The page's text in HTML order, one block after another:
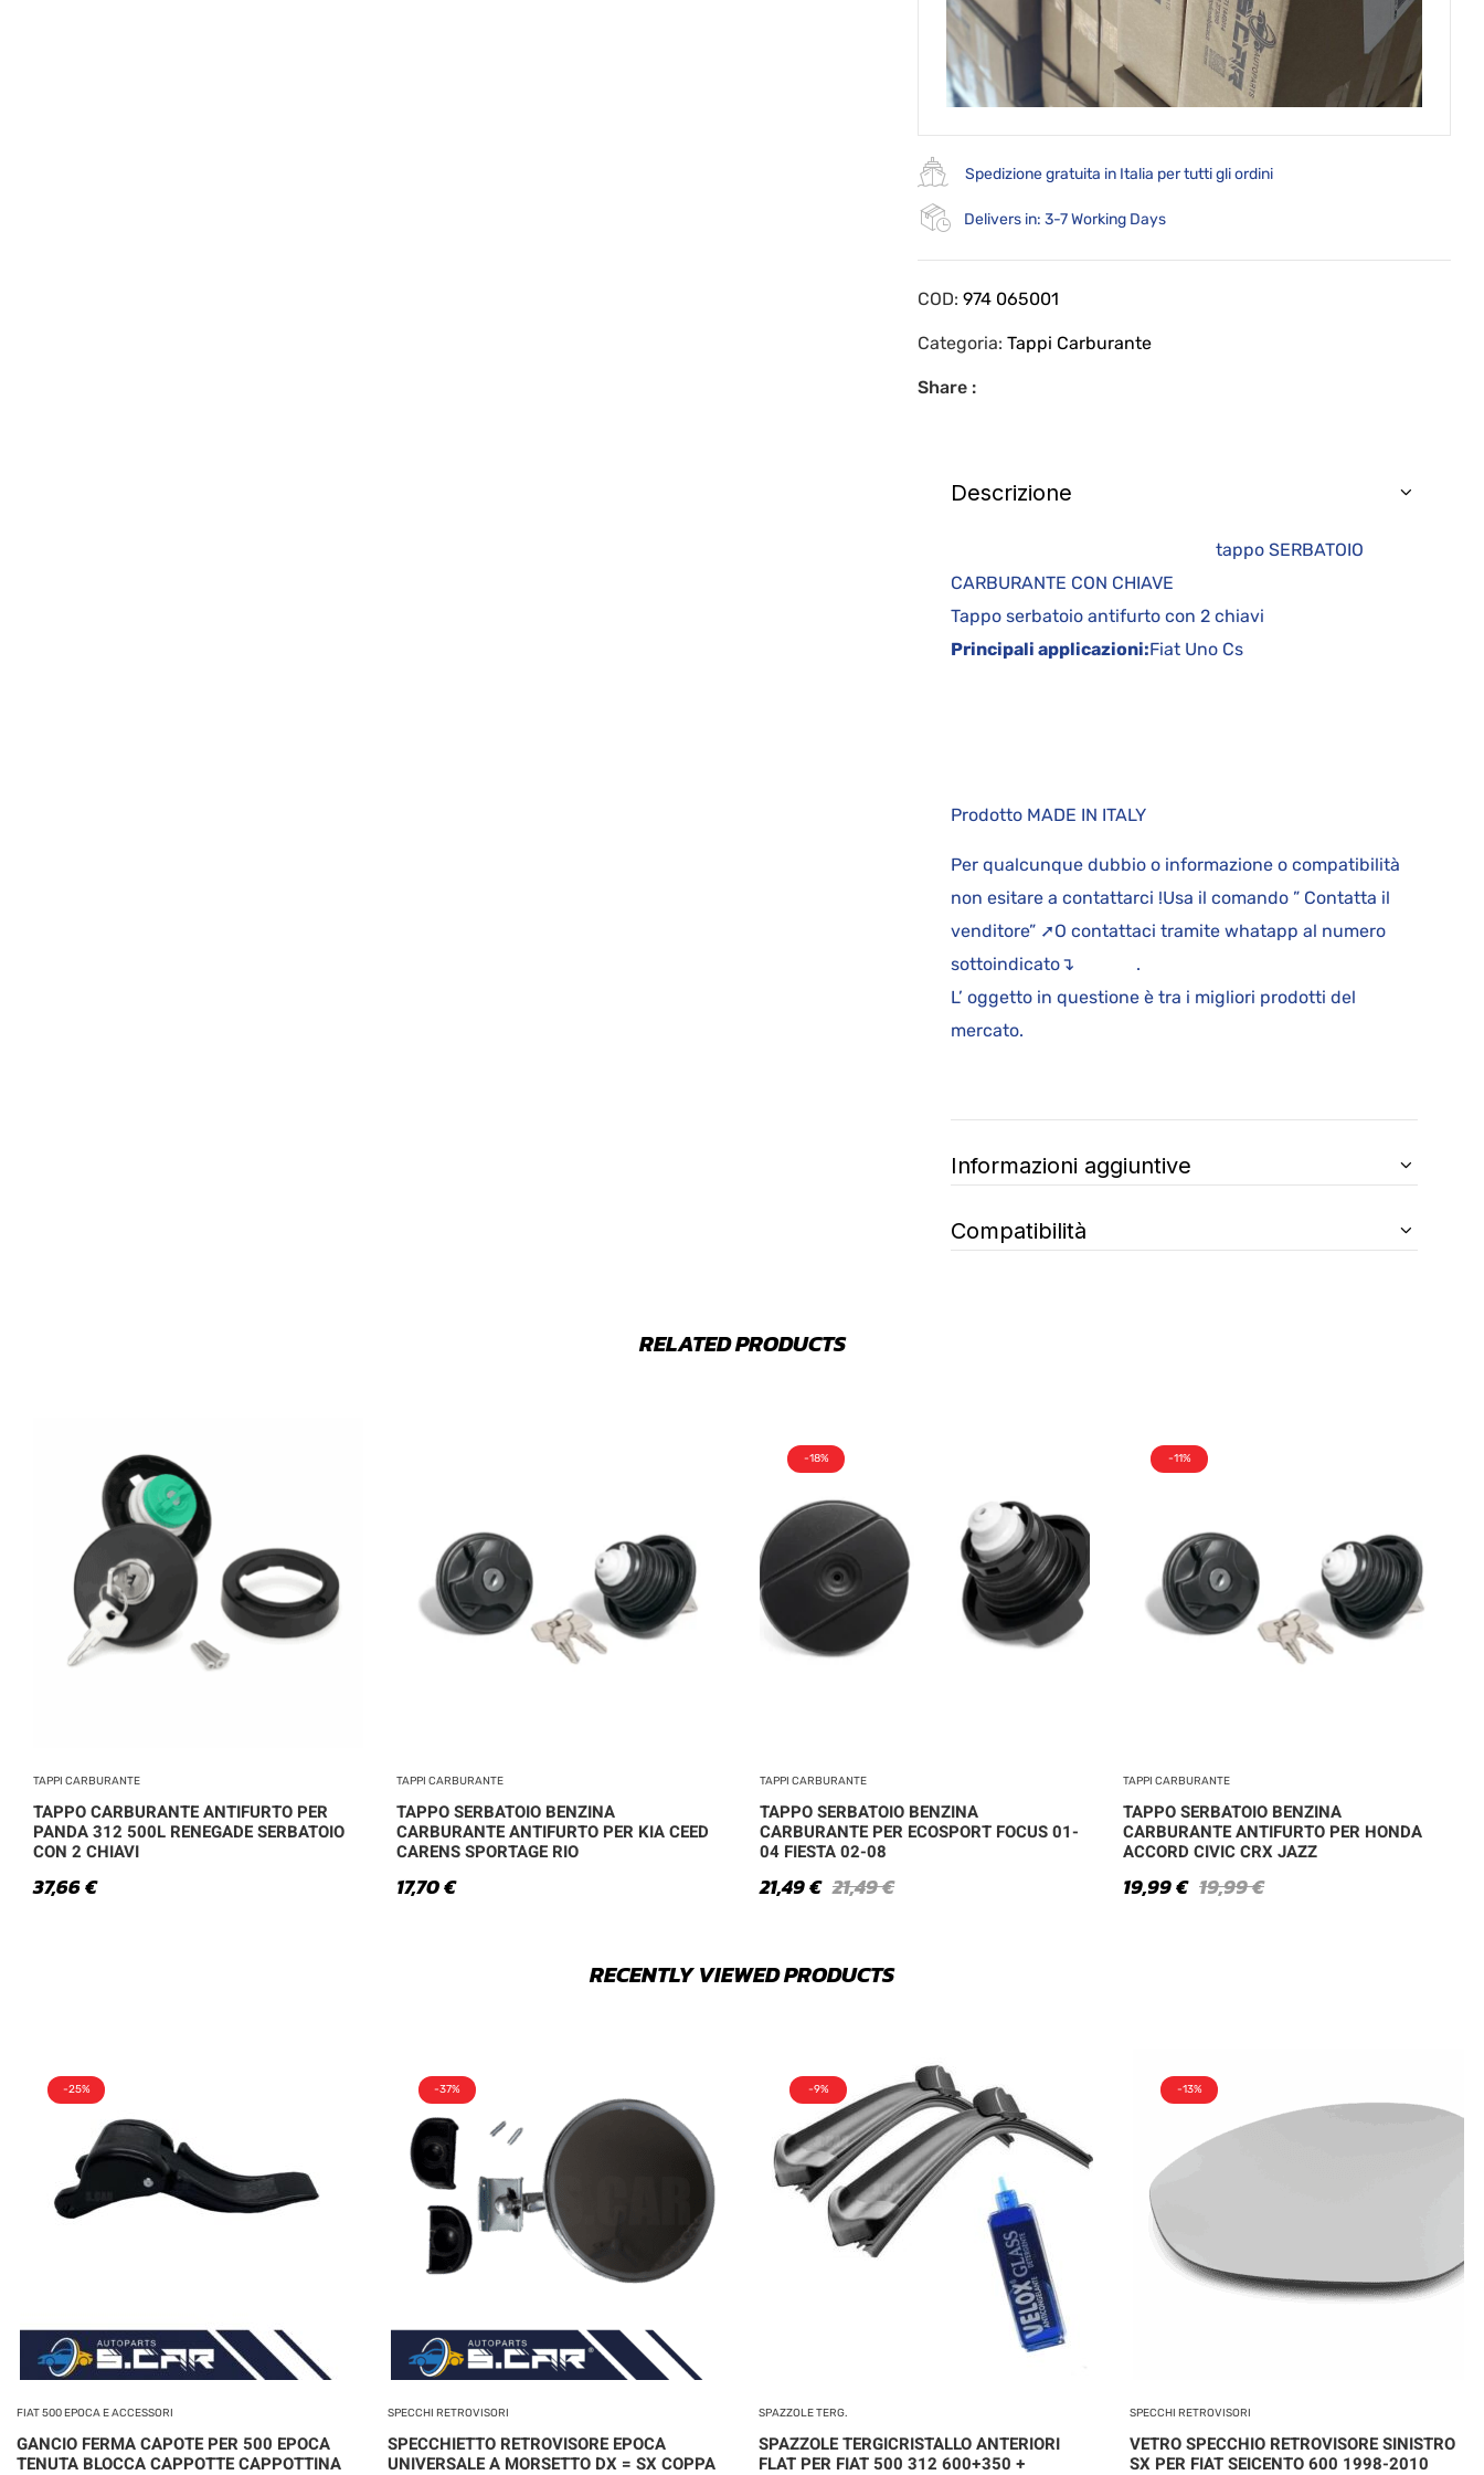
Spedizione gratuita in Italia per tutti gli ordini
Delivers in: 3-7 Working Days
COD:974 065001
Categoria:Tappi Carburante
Share :
Descrizione
tappo SERBATOIO
CARBURANTE CON CHIAVE
Tappo serbatoio antifurto con 2 chiavi
Principali applicazioni:Fiat Uno Cs
Prodotto MADE IN ITALY
Per qualcunque dubbio o informazione o compatibilità
non esitare a contattarci !Usa il comando ” Contatta il
venditore” ➚O contattaci tramite whatapp al numero
sottoindicato↴ .
L’ oggetto in questione è tra i migliori prodotti del
mercato.
Informazioni aggiuntive
Compatibilità
RELATED PRODUCTS
TAPPI CARBURANTE
TAPPO CARBURANTE ANTIFURTO PER
PANDA 312 500L RENEGADE SERBATOIO
CON 2 CHIAVI
37,66€
TAPPI CARBURANTE
TAPPO SERBATOIO BENZINA
CARBURANTE ANTIFURTO PER KIA CEED
CARENS SPORTAGE RIO
17,70€
-18%
TAPPI CARBURANTE
TAPPO SERBATOIO BENZINA
CARBURANTE PER ECOSPORT FOCUS 01-
04 FIESTA 02-08
21,49€
21,49€
-11%
TAPPI CARBURANTE
TAPPO SERBATOIO BENZINA
CARBURANTE ANTIFURTO PER HONDA
ACCORD CIVIC CRX JAZZ
19,99€
19,99€
RECENTLY VIEWED PRODUCTS
-25%
FIAT 500 EPOCA E ACCESSORI
GANCIO FERMA CAPOTE PER 500 EPOCA
TENUTA BLOCCA CAPPOTTE CAPPOTTINA
-37%
SPECCHI RETROVISORI
SPECCHIETTO RETROVISORE EPOCA
UNIVERSALE A MORSETTO DX = SX COPPA
-9%
SPAZZOLE TERG.
SPAZZOLE TERGICRISTALLO ANTERIORI
FLAT PER FIAT 500 312 600+350 +
-13%
SPECCHI RETROVISORI
VETRO SPECCHIO RETROVISORE SINISTRO
SX PER FIAT SEICENTO 600 1998-2010